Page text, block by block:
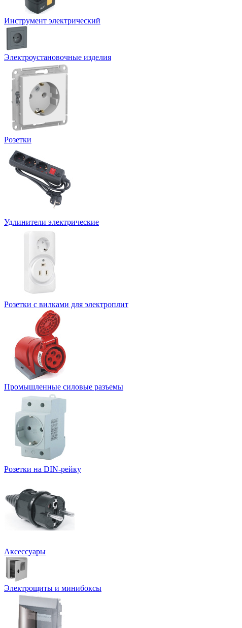
Инструмент электрический
Электроустановочные изделия
Розетки
Удлинители электрические
Розетки с вилками для электроплит
Промышленные силовые разъемы
Розетки на DIN-рейку
Аксессуары
Электрощиты и минибоксы